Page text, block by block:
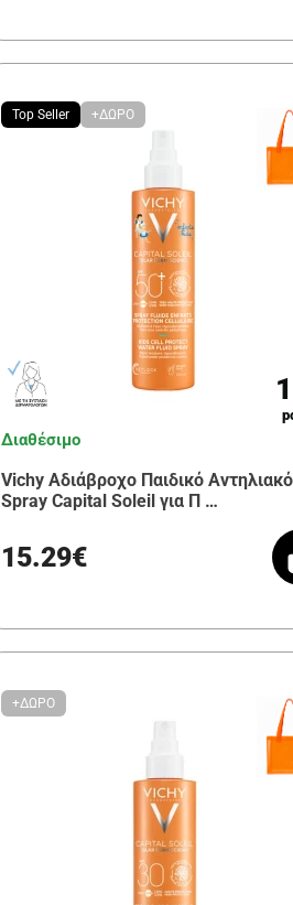
Top Seller +ΔΩΡΟ
Διαθέσιμο
Vichy Αδιάβροχο Παιδικό Αντηλιακό
Spray Capital Soleil για Π …
15.29€
+ΔΩΡΟ